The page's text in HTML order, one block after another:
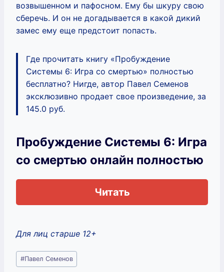
возвышенном и пафосном. Ему бы шкуру свою
сберечь. И он не догадывается в какой дикий
замес ему еще предстоит попасть.
Где прочитать книгу «Пробуждение
Системы 6: Игра со смертью» полностью
бесплатно? Нигде, автор Павел Семенов
эксклюзивно продает свое произведение, за
145.0 руб.
Пробуждение Системы 6: Игра
со смертью онлайн полностью
Читать
Для лиц старше 12+
Метки
записи:
#Павел Семенов